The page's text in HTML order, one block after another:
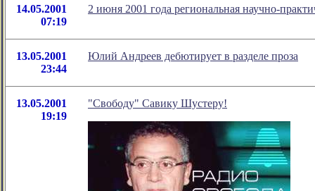
14.05.2001
07:19
2 июня 2001 года региональная научно-
13.05.2001
23:44
Юлий Андреев дебютирует в разделе проза
13.05.2001
19:19
"Свободу" Савику Шустеру!